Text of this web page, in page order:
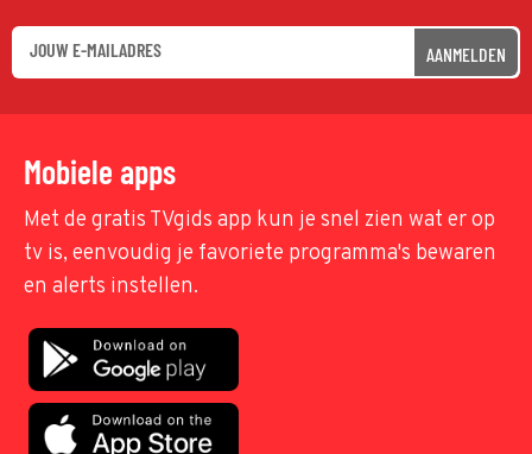
AANMELDEN
Mobiele apps
Met de gratis TVgids app kun je snel zien wat er op
tv is, eenvoudig je favoriete programma's bewaren
en alerts instellen.